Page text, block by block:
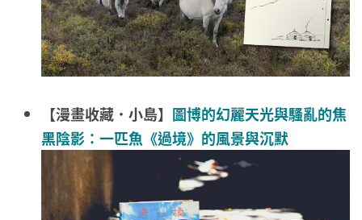
【漫畫收藏．小島】 圖博的幻麗天光與騷亂的焦
黑陰影：一匹魚《過境》的風景與沉默